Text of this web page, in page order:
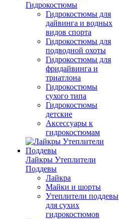
Гидрокостюмы
Гидрокостюмы для
дайвинга и водных
видов спорта
Гидрокостюмы для
подводной охоты
Гидрокостюмы для
фридайвинга и
триатлона
Гидрокостюмы
сухого типа
Гидрокостюмы
детские
Аксессуары к
гидрокостюмам
Лайкры Утеплители
Поддевы
Лайкра
Майки и шорты
Утеплители поддевы
для сухих
гидрокостюмов